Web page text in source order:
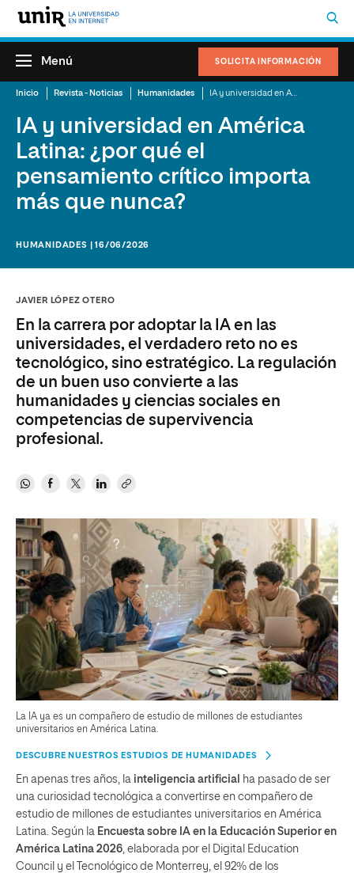
SOLICITA INFORMACIÓN
Menú
Inicio Revista - Noticias Humanidades
IA y universidad en América
Latina: ¿por qué el
pensamiento crítico importa
más que nunca?
HUMANIDADES | 16/06/2026
JAVIER LÓPEZ OTERO
En la carrera por adoptar la IA en las
universidades, el verdadero reto no es
tecnológico, sino estratégico. La regulación
de un buen uso convierte a las
humanidades y ciencias sociales en
competencias de supervivencia
profesional.
La IA ya es un compañero de estudio de millones de estudiantes
universitarios en América Latina.
DESCUBRE NUESTROS ESTUDIOS DE HUMANIDADES
En apenas tres años, la inteligencia artificial
ha pasado de ser
una curiosidad tecnológica a convertirse en compañero de
estudio de millones de estudiantes universitarios en América
Latina. Según la Encuesta sobre IA en la Educación Superior en
América Latina 2026 , elaborada por el Digital Education
Council y el Tecnológico de Monterrey, el 92% de los